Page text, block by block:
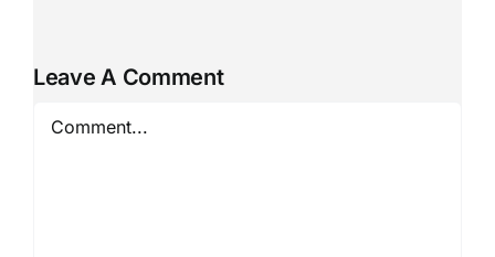
Leave A Comment
Comment